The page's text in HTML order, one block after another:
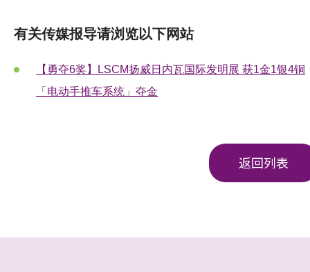
有关传媒报导请浏览以下网站
【勇夺6奖】LSCM扬威日内瓦国际发明展 获1金1银4铜
「电动手推车系统」夺金
返回列表